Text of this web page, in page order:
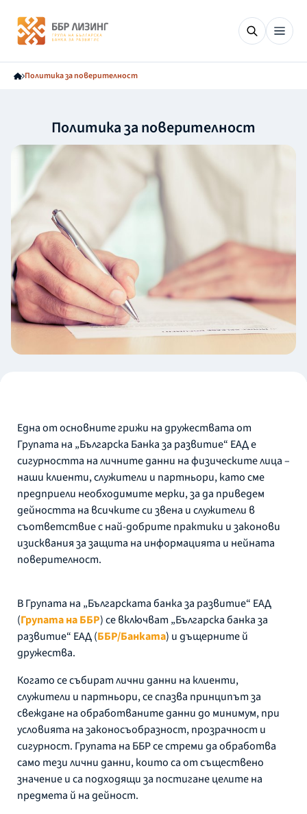
Политика за поверителност
Политика за поверителност
Една от основните грижи на дружествата от
Групата на „Българска Банка за развитие“ ЕАД е
сигурността на личните данни на физическите лица –
наши клиенти, служители и партньори, като сме
предприели необходимите мерки, за да приведем
дейността на всичките си звена и служители в
съответствие с най-добрите практики и законови
изисквания за защита на информацията и нейната
поверителност.
В Групата на „Българската банка за развитие“ ЕАД
(Групата на ББР) се включват „Българска банка за
развитие“ ЕАД (ББР/Банката) и дъщерните й
дружества.
Когато се събират лични данни на клиенти,
служители и партньори, се спазва принципът за
свеждане на обработваните данни до минимум, при
условията на законосъобразност, прозрачност и
сигурност. Групата на ББР се стреми да обработва
само тези лични данни, които са от съществено
значение и са подходящи за постигане целите на
предмета й на дейност.